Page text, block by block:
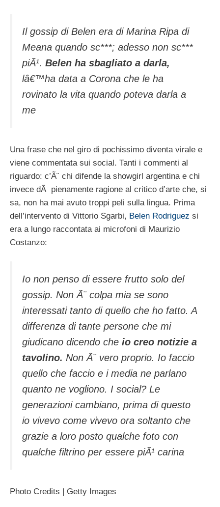
Il gossip di Belen era di Marina Ripa di
Meana quando sc***; adesso non sc***
piÃ¹. Belen ha sbagliato a darla,
lâ€™ha data a Corona che le ha
rovinato la vita quando poteva darla a
me
Una frase che nel giro di pochissimo diventa virale e
viene commentata sui social. Tanti i commenti al
riguardo: c’Ã¨ chi difende la showgirl argentina e chi
invece dÃ pienamente ragione al critico d’arte che, si
sa, non ha mai avuto troppi peli sulla lingua. Prima
dell’intervento di Vittorio Sgarbi, Belen Rodriguez si
era a lungo raccontata ai microfoni di Maurizio
Costanzo:
Io non penso di essere frutto solo del
gossip. Non Ã¨ colpa mia se sono
interessati tanto di quello che ho fatto. A
differenza di tante persone che mi
giudicano dicendo che io creo notizie a
tavolino. Non Ã¨ vero proprio. Io faccio
quello che faccio e i media ne parlano
quanto ne vogliono. I social? Le
generazioni cambiano, prima di questo
io vivevo come vivevo ora soltanto che
grazie a loro posto qualche foto con
qualche filtrino per essere piÃ¹ carina
Photo Credits | Getty Images